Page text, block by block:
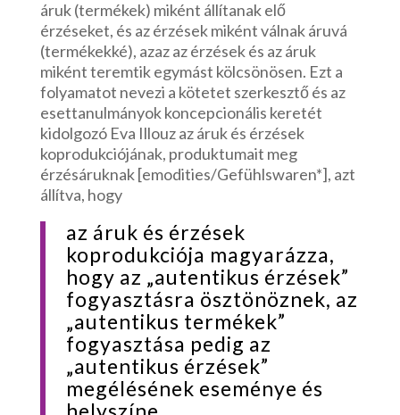
áruk (termékek) miként állítanak elő
érzéseket, és az érzések miként válnak áruvá
(termékekké), azaz az érzések és az áruk
miként teremtik egymást kölcsönösen. Ezt a
folyamatot nevezi a kötetet szerkesztő és az
esettanulmányok koncepcionális keretét
kidolgozó Eva Illouz az áruk és érzések
koprodukciójának, produktumait meg
érzésáruknak [emodities/Gefühlswaren*], azt
állítva, hogy
az áruk és érzések
koprodukciója magyarázza,
hogy az „autentikus érzések”
fogyasztásra ösztönöznek, az
„autentikus termékek”
fogyasztása pedig az
„autentikus érzések”
megélésének eseménye és